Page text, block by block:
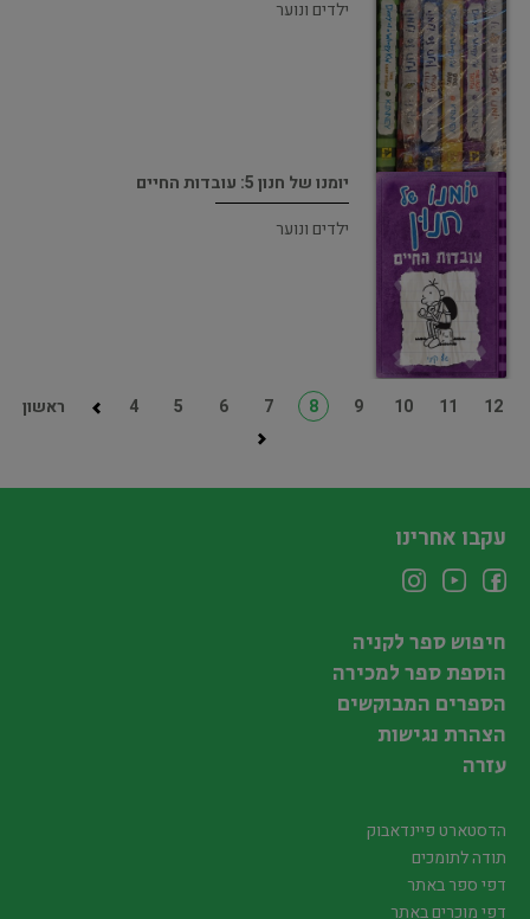
ילדים ונוער
יומנו של חנון 5: עובדות החיים
ילדים ונוער
ראשון 4 5 6 7 8 9 10 11 12
עקבו אחרינו
חיפוש ספר לקניה
הוספת ספר למכירה
הספרים המבוקשים
הצהרת נגישות
עזרה
הדסטארט פיינדאבוק
תודה לתומכים
דפי ספר באתר
דפי מוכרים באתר